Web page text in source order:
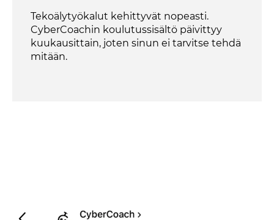
Tekoälytyökalut kehittyvät nopeasti.
CyberCoachin koulutussisältö päivittyy
kuukausittain, joten sinun ei tarvitse tehdä
mitään.